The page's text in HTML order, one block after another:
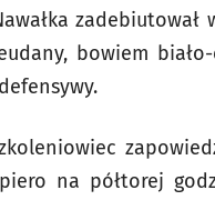
bowiem
na półtorej